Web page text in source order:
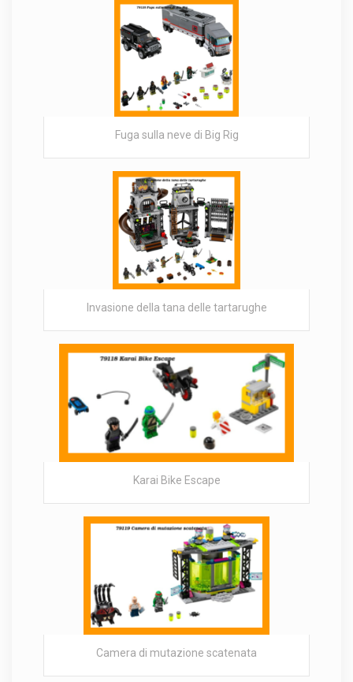
Fuga sulla neve di Big Rig
Invasione della tana delle tartarughe
Karai Bike Escape
Camera di mutazione scatenata